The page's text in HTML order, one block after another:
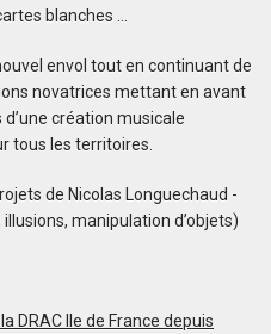
blanches …
envol tout en continuant de
novatrices mettant en avant
création musicale
tous les territoires.
de Nicolas Longuechaud -
manipulation d’objets)
DRAC Ile de France depuis